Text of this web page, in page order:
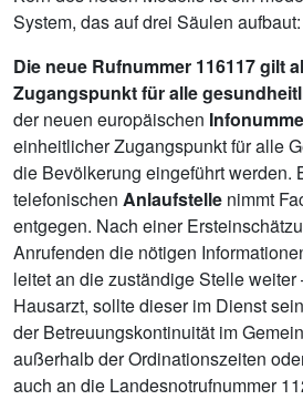
System, das auf drei Säulen aufbaut:
Die neue Rufnummer 116117 gilt
Zugangspunkt für alle
der neuen europäischen
einheitlicher Zugangspunkt für alle
die Bevölkerung eingeführt werden.
telefonischen Anlaufstelle nimmt
entgegen. Nach einer
Anrufenden die nötigen
leitet an die zuständige Stelle
Hausarzt, sollte dieser im Dienst
der Betreuungskontinuität im
außerhalb der Ordinationszeiten
auch an die Landesnotrufnummer